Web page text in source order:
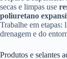
secas e limpas use
poliuretano
Trabalhe em etapas:
drenagem e do
Produtos e selantes